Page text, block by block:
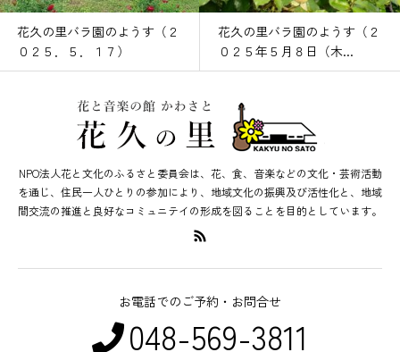
花久の里バラ園のようす（２
０２５．５．１７）
花久の里バラ園のようす（２
０２５年５月８日（木...
NPO法人花と文化のふるさと委員会は、花、食、音楽などの文化・芸術活動
を通じ、住民一人ひとりの参加により、地域文化の振興及び活性化と、地域
間交流の推進と良好なコミュニテイの形成を図ることを目的としています。
お電話でのご予約・お問合せ
048-569-3811